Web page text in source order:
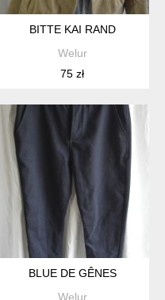
BITTE KAI RAND
Welur
75 zł
BLUE DE GÊNES
Welur